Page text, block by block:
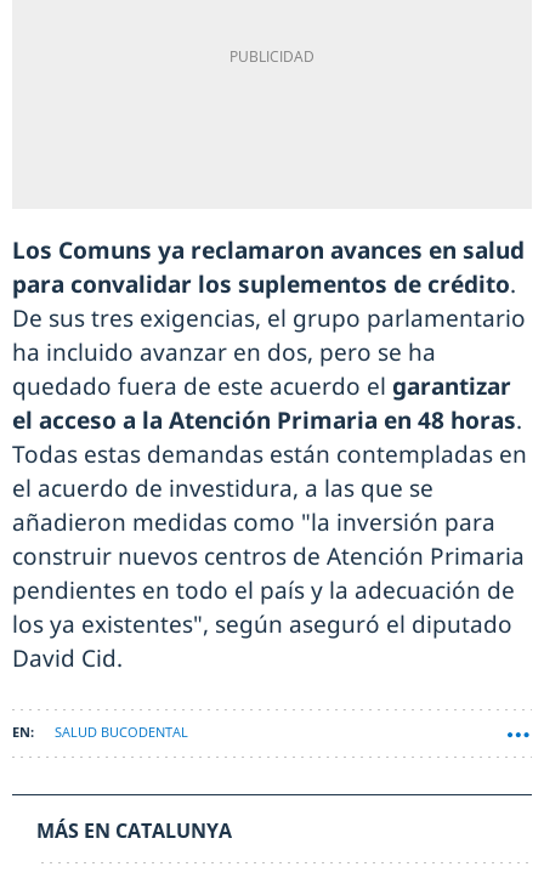
Los Comuns ya reclamaron avances en salud
para convalidar los suplementos de crédito.
De sus tres exigencias, el grupo parlamentario
ha incluido avanzar en dos, pero se ha
quedado fuera de este acuerdo el garantizar
el acceso a la Atención Primaria en 48 horas.
Todas estas demandas están contempladas en
el acuerdo de investidura, a las que se
añadieron medidas como "la inversión para
construir nuevos centros de Atención Primaria
pendientes en todo el país y la adecuación de
los ya existentes", según aseguró el diputado
David Cid.
SALUD BUCODENTAL
MÁS EN CATALUNYA